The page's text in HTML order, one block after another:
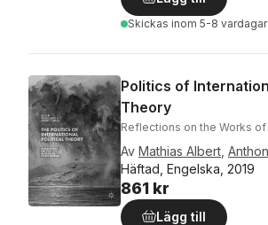
Skickas inom 5-8 vardagar
Politics of
Theory
Reflections on the Works of
Av Mathias Albert
Häftad, Engelska, 2019
861 kr
Lägg till